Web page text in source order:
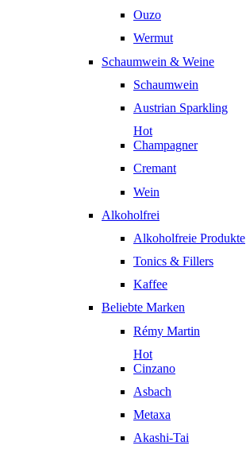
Ouzo
Wermut
Schaumwein & Weine
Schaumwein
Austrian Sparkling
Hot
Champagner
Cremant
Wein
Alkoholfrei
Alkoholfreie Produkte
Tonics & Fillers
Kaffee
Beliebte Marken
Rémy Martin
Hot
Cinzano
Asbach
Metaxa
Akashi-Tai